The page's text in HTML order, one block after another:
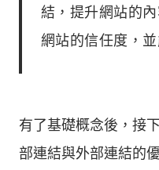
結，提升網站的
網站的信任度，
有了基礎概念後，接
部連結與外部連結的